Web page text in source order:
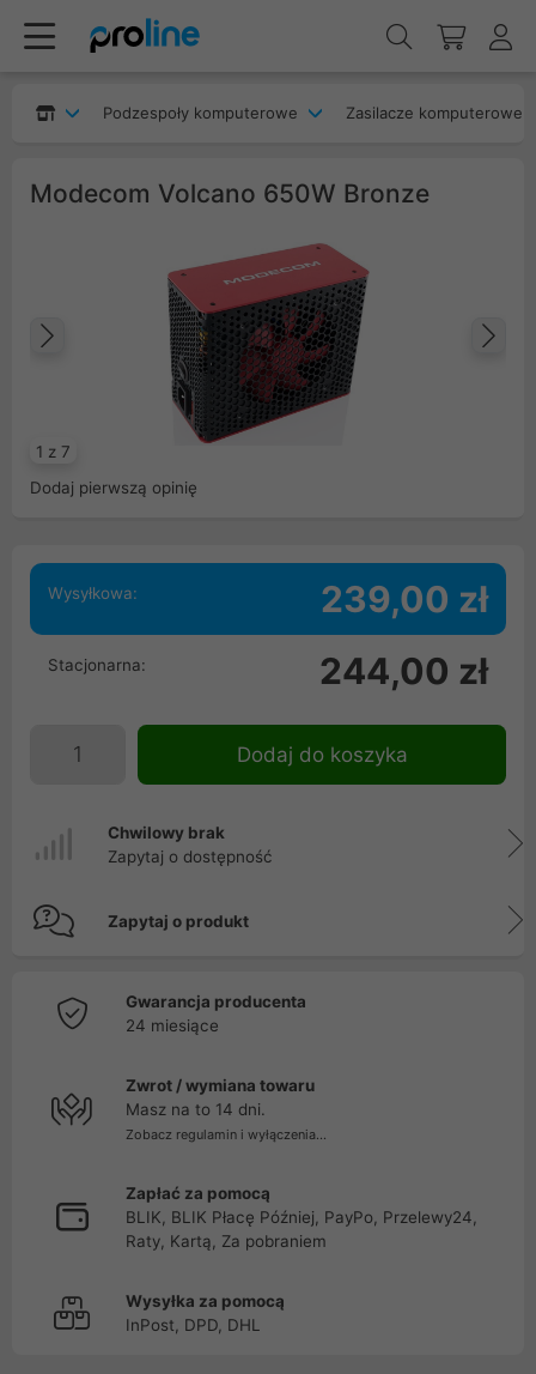
Podzespoły komputerowe Zasilacze komputerowe
Modecom Volcano 650W Bronze
1 z 7
Poprzedni
Dodaj pierwszą opinię
Wysyłkowa: 239,00 zł
Stacjonarna: 244,00 zł
Dodaj do koszyka
Chwilowy brak
Zapytaj o dostępność
Zapytaj o produkt
Gwarancja producenta
24 miesiące
Zwrot / wymiana towaru
Masz na to 14 dni.
Zobacz regulamin i wyłączenia...
Zapłać za pomocą
BLIK, BLIK Płacę Później, PayPo, Przelewy24,
Raty, Kartą, Za pobraniem
Wysyłka za pomocą
InPost, DPD, DHL